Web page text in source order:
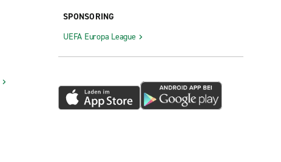
SPONSORING
UEFA Europa League